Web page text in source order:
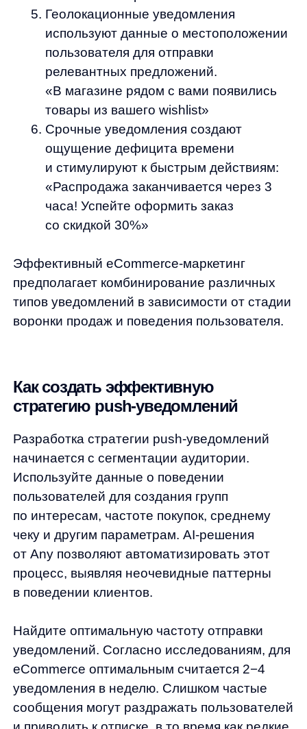
в поведении клиентов.
Найдите оптимальную частоту отправки
уведомлений. Согласно исследованиям, для
eCommerce оптимальным считается 2−4
уведомления в неделю. Слишком частые
сообщения могут раздражать пользователей
и приводить к отписке, в то время как редкие
контакты снижают эффективность канала.
Персонализация — ключевой фактор
успеха. Используйте AI для анализа
предпочтений пользователя
и формирования индивидуальных
предложений. Обращайтесь к клиенту
его предыдущих покупок или просмотров,
отправляйте уведомления в удобное для
него время.
с эмодзи vs без)
Тексты (короткие vs развернутые,
Время отправки (утро vs вечер, будни
vs выходные)
Изображения (фото товара
vs стилизованная графика)
Регулярно анализируйте ключевые метрики:
CTR, конверсию, ROI. На основе полученных
данных корректируйте стратегию, усиливая
эффективные направления и отказываясь
от неработающих тактик.
каналами коммуникации. Например, если
пользователь не отреагировал на push-
уведомление о брошенной корзине, через
несколько часов можно отправить email
с персональной скидкой на товары
в корзине.